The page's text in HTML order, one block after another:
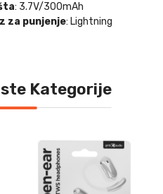
: 3.7V/300mAh
za punjenje: Lightning
Kategorije